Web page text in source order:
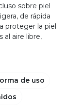
sobre piel
de rápida
proteger la piel
al aire libre,
de uso